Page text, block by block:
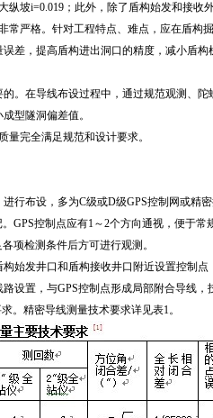
纵坡i=0.019；此外，除了盾构始发和接收
常严格。针对工程特点、难点，应在盾构
差，提高盾构进出洞口的精度，减小盾构
。在导线布设过程中，通过规范观测、陀
型隧洞偏差值。
完全满足规范和设计要求。
行布设，多为C级或D级GPS控制网或精
GPS控制点应有1～2个方向通视，便于常
项检测条件后方可进行观测。
始发井口和盾构接收井口附近设置控制点
设置，与GPS控制点形成局部附合导线，
。精密导线测量技术要求详见表1。